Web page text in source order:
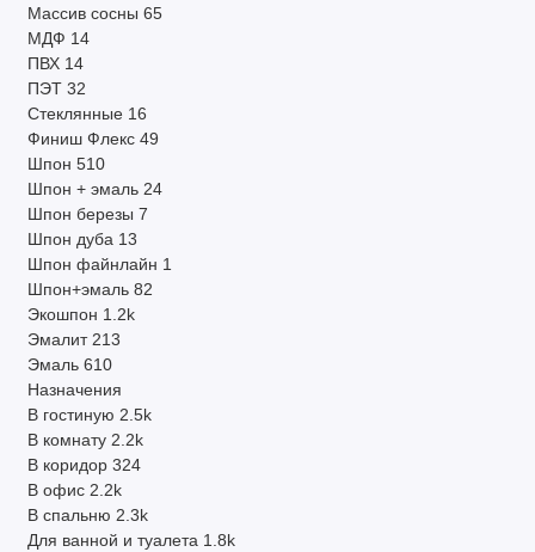
Массив сосны 65
МДФ 14
ПВХ 14
ПЭТ 32
Стеклянные 16
Финиш Флекс 49
Шпон 510
Шпон + эмаль 24
Шпон березы 7
Шпон дуба 13
Шпон файнлайн 1
Шпон+эмаль 82
Экошпон 1.2k
Эмалит 213
Эмаль 610
Назначения
В гостиную 2.5k
В комнату 2.2k
В коридор 324
В офис 2.2k
В спальню 2.3k
Для ванной и туалета 1.8k